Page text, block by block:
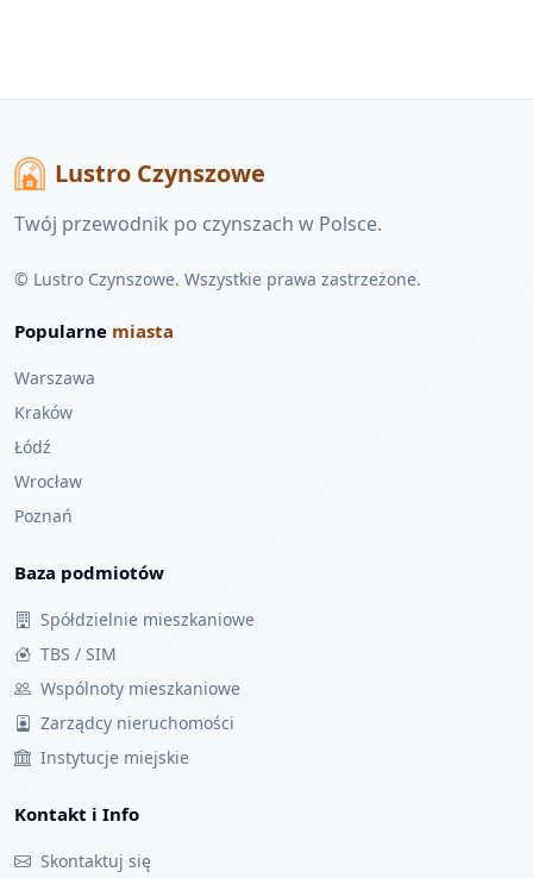
Lustro Czynszowe
Twój przewodnik po czynszach w Polsce.
© Lustro Czynszowe. Wszystkie prawa zastrzeżone.
Popularne miasta
Warszawa
Kraków
Łódź
Wrocław
Poznań
Baza podmiotów
Spółdzielnie mieszkaniowe
TBS / SIM
Wspólnoty mieszkaniowe
Zarządcy nieruchomości
Instytucje miejskie
Kontakt i Info
Skontaktuj się